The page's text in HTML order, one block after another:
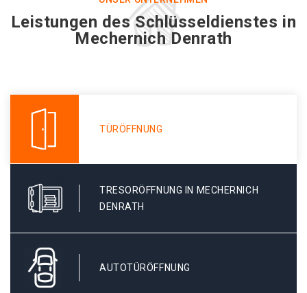
Leistungen des Schlüsseldienstes in
Mechernich Denrath
TÜRÖFFNUNG
TRESORÖFFNUNG IN MECHERNICH
DENRATH
AUTOTÜRÖFFNUNG